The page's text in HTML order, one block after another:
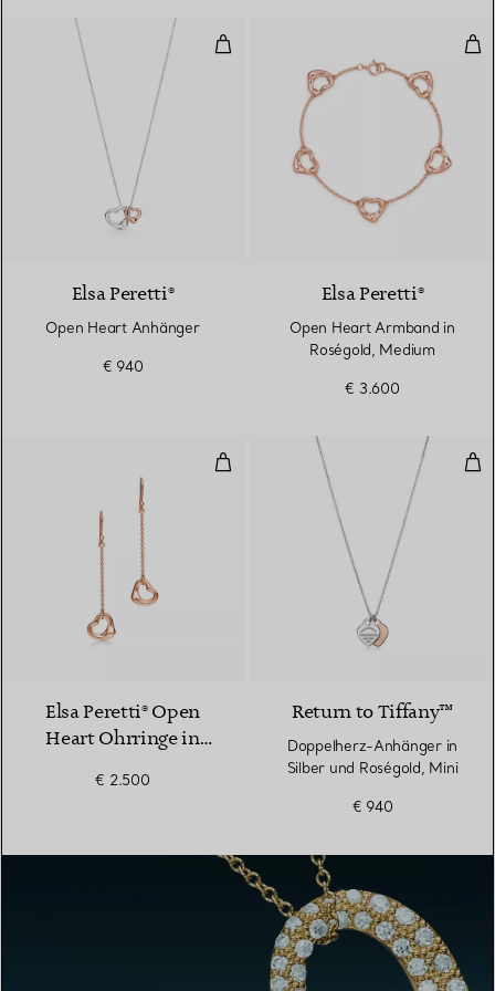
Open Heart Anhänger
Elsa Peretti®
Open Heart Anhänger
€ 940
Elsa Peretti®
Open Heart Armband in
Roségold, Medium
€ 3.600
Elsa Peretti® Open Heart
2 Materialien
Elsa Peretti® Open
Heart Ohrringe in
€ 2.500
Return to Tiffany™
Doppelherz-Anhänger in
Silber und Roségold, Mini
€ 940